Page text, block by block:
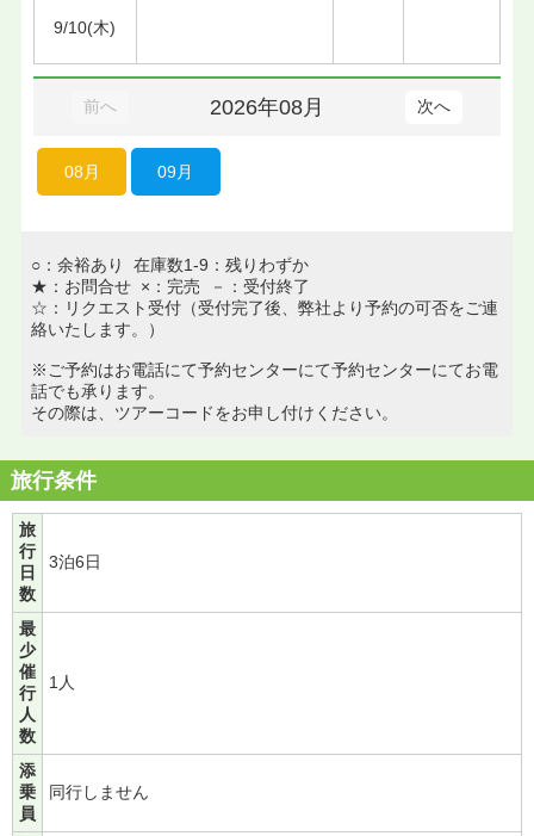
9/10(木)
前へ 2026年08月 次へ
08月 09月
○：余裕あり 在庫数1-9：残りわずか
★：お問合せ ×：完売 －：受付終了
☆：リクエスト受付（受付完了後、弊社より予約の可否をご連
絡いたします。）
※ご予約はお電話にて予約センターにて予約センターにてお電
話でも承ります。
その際は、ツアーコードをお申し付けください。
旅行条件
旅
行
日
数
3泊6日
最
少
催
行
人
数
1人
添
乗
員
同行しません